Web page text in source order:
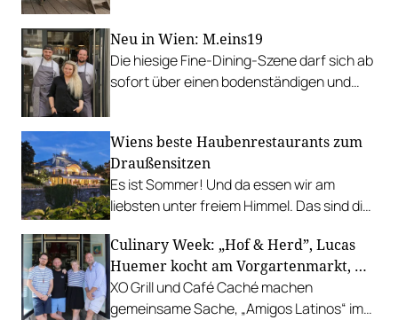
Neu in Wien: M.eins19
Die hiesige Fine-Dining-Szene darf sich ab
sofort über einen bodenständigen und
Wiens beste Haubenrestaurants zum
Draußensitzen
Es ist Sommer! Und da essen wir am
liebsten unter freiem Himmel. Das sind die
Gastgarten.
Culinary Week: „Hof & Herd”, Lucas
Huemer kocht am Vorgartenmarkt, …
XO Grill und Café Caché machen
gemeinsame Sache, „Amigos Latinos“ im